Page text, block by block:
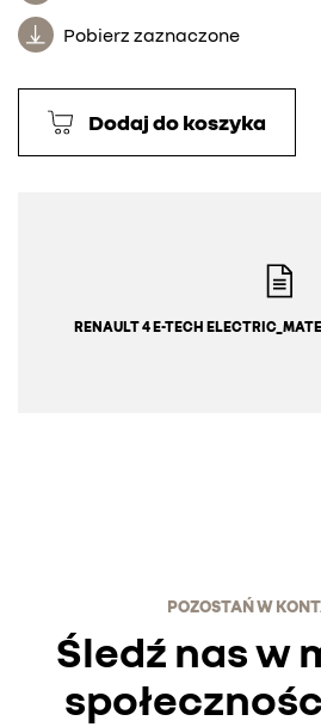
Pobierz zaznaczone
Dodaj do koszyka
RENAULT 4 E-TECH
POZOSTAŃ W
Śledź nas w